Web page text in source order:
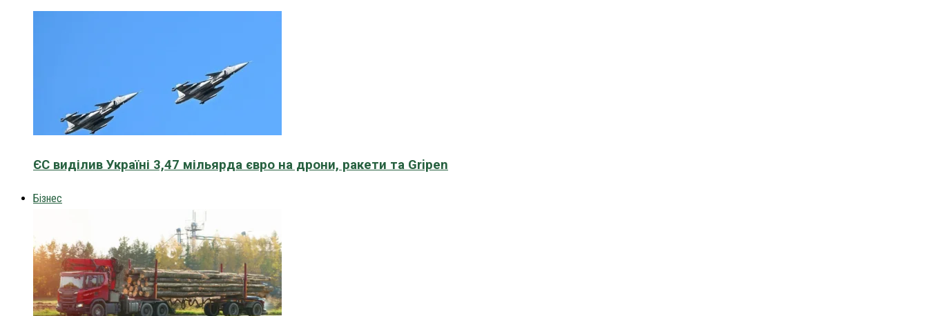
ЄС виділив Україні 3,47 мільярда євро на дрони, ракети та Gripen
Бізнес